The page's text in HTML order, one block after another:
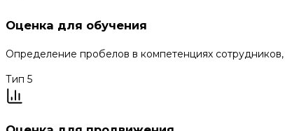
Оценка для обучения
Определение пробелов в компетенциях
Тип 5